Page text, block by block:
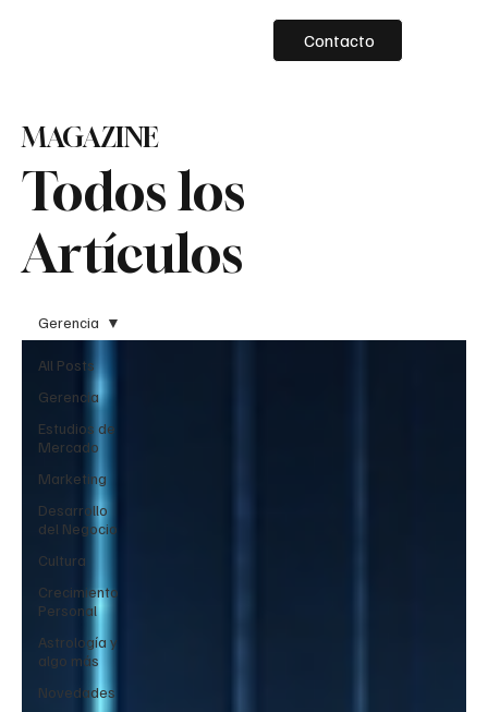
Contacto
Todos los
Artículos
MAGAZINE
All Posts
Gerencia
Estudios de
Mercado
Marketing
Desarrollo
del Negocio
Cultura
Crecimiento
Personal
Astrología y
algo más
Novedades
Gerencia